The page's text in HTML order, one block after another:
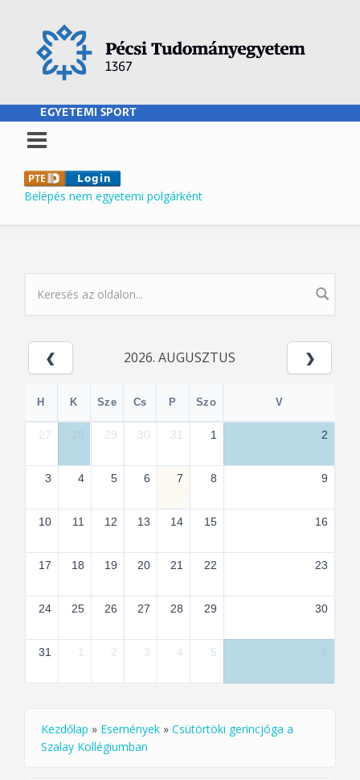
EGYETEMI SPORT
Belépés nem egyetemi polgárként
KERESÉS ŰRLAP
2026. AUGUSZTUS
H K Sze Cs P Szo V
27 29 30 31 1 2
3 4 5 6 7 8 9
10 11 12 13 14 15 16
17 18 19 20 21 22 23
24 25 26 27 28 29 30
31 1 2 3 4 5
Jelenlegi hely
Kezdőlap » Események » Csütörtöki gerincjóga a
Szalay Kollégiumban